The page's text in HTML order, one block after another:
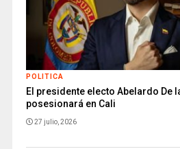
POLITICA
El presidente electo Abelardo De
posesionará en Cali
27 julio, 2026